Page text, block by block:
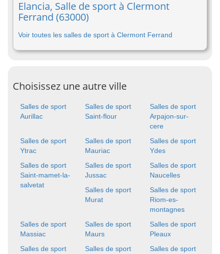
Elancia, Salle de sport à Clermont
Ferrand (63000)
Voir toutes les salles de sport à Clermont Ferrand
Choisissez une autre ville
Salles de sport
Aurillac
Salles de sport
Saint-flour
Salles de sport
Arpajon-sur-
cere
Salles de sport
Ytrac
Salles de sport
Mauriac
Salles de sport
Ydes
Salles de sport
Saint-mamet-la-
salvetat
Salles de sport
Jussac
Salles de sport
Naucelles
Salles de sport
Murat
Salles de sport
Riom-es-
montagnes
Salles de sport
Massiac
Salles de sport
Maurs
Salles de sport
Pleaux
Salles de sport
Salles de sport
Salles de sport